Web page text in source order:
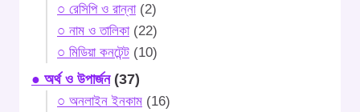
○ রেসিপি ও রান্না(2)
○ নাম ও তালিকা(22)
○ মিডিয়া কনটেন্ট (10)
● অর্থ ও উপার্জন(37)
○ অনলাইন ইনকাম (16)